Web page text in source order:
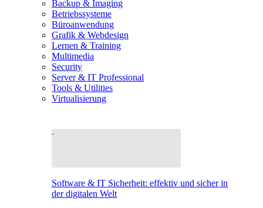
Backup & Imaging
Betriebssysteme
Büroanwendung
Grafik & Webdesign
Lernen & Training
Multimedia
Security
Server & IT Professional
Tools & Utilities
Virtualisierung
Software & IT Sicherheit: effektiv und sicher in
der digitalen Welt